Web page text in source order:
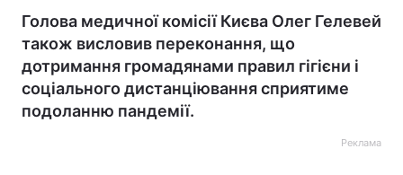
Голова медичної комісії Києва Олег Гелевей
також висловив переконання, що
дотримання громадянами правил гігієни і
соціального дистанціювання сприятиме
подоланню пандемії.
Реклама